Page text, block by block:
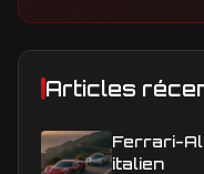
Articles
Ferrari-
italien